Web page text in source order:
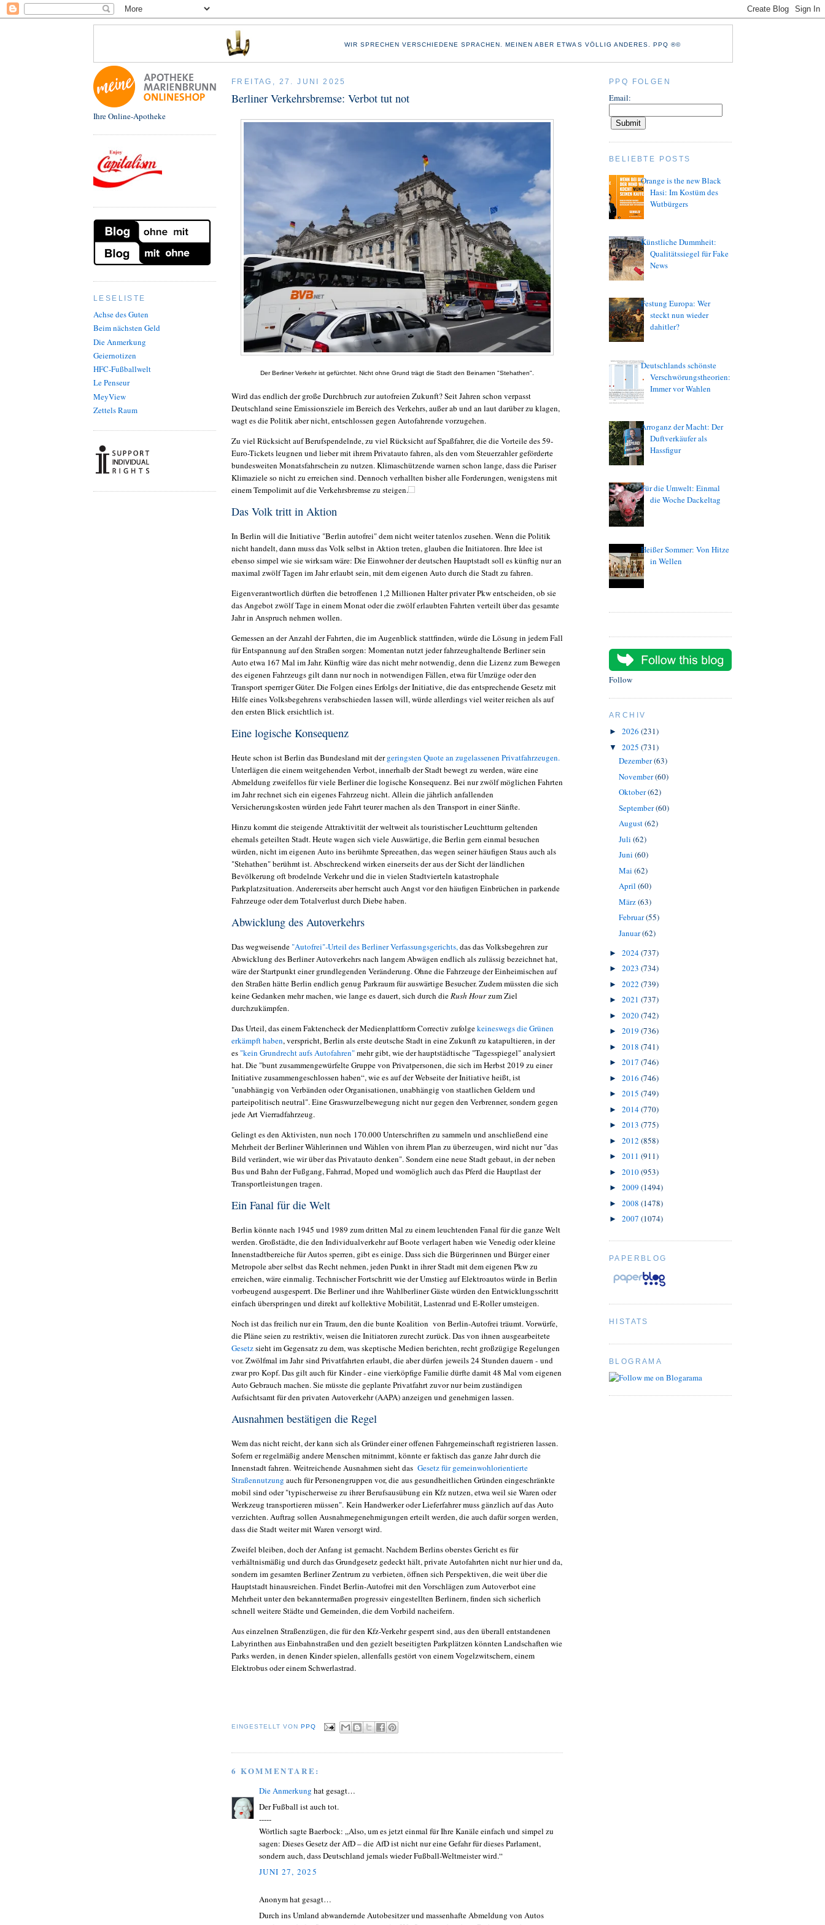
WIR SPRECHEN VERSCHIEDENE SPRACHEN. MEINEN ABER ETWAS VÖLLIG ANDERES. PPQ ®©
Ihre Online-Apotheke
LESELISTE
Achse des Guten
Beim nächsten Geld
Die Anmerkung
Geiernotizen
HFC-Fußballwelt
Le Penseur
MeyView
Zettels Raum
FREITAG, 27. JUNI 2025
Berliner Verkehrsbremse: Verbot tut not
Der Berliner Verkehr ist gefürchtet. Nicht ohne Grund trägt die Stadt den Beinamen "Stehathen".
Wird das endlich der große Durchbruch zur autofreien Zukunft? Seit Jahren schon verpasst
Deutschland seine Emissionsziele im Bereich des Verkehrs, außer ab und an laut darüber zu klagen,
wagt es die Politik aber nicht, entschlossen gegen Autofahrende vorzugehen.
Zu viel Rücksicht auf Berufspendelnde, zu viel Rücksicht auf Spaßfahrer, die die Vorteile des 59-
Euro-Tickets leugnen und lieber mit ihrem Privatauto fahren, als den vom Steuerzahler geförderte
bundesweiten Monatsfahrschein zu nutzen. Klimaschützende warnen schon lange, dass die Pariser
Klimaziele so nicht zu erreichen sind. Dennoch verhallten bisher alle Forderungen, wenigstens mit
einem Tempolimit auf die Verkehrsbremse zu steigen.
Das Volk tritt in Aktion
In Berlin will die Initiative "Berlin autofrei" dem nicht weiter tatenlos zusehen. Wenn die Politik
nicht handelt, dann muss das Volk selbst in Aktion treten, glauben die Initiatoren. Ihre Idee ist
ebenso simpel wie sie wirksam wäre: Die Einwohner der deutschen Hauptstadt soll es künftig nur an
maximal zwölf Tagen im Jahr erlaubt sein, mit dem eigenen Auto durch die Stadt zu fahren.
Eigenverantwortlich dürften die betroffenen 1,2 Millionen Halter privater Pkw entscheiden, ob sie
das Angebot zwölf Tage in einem Monat oder die zwölf erlaubten Fahrten verteilt über das gesamte
Jahr in Anspruch nehmen wollen.
Gemessen an der Anzahl der Fahrten, die im Augenblick stattfinden, würde die Lösung in jedem Fall
für Entspannung auf den Straßen sorgen: Momentan nutzt jeder fahrzeughaltende Berliner sein
Auto etwa 167 Mal im Jahr. Künftig wäre das nicht mehr notwendig, denn die Lizenz zum Bewegen
des eigenen Fahrzeugs gilt dann nur noch in notwendigen Fällen, etwa für Umzüge oder den
Transport sperriger Güter. Die Folgen eines Erfolgs der Initiative, die das entsprechende Gesetz mit
Hilfe eines Volksbegehrens verabschieden lassen will, würde allerdings viel weiter reichen als auf
den ersten Blick ersichtlich ist.
Eine logische Konsequenz
Heute schon ist Berlin das Bundesland mit dergeringsten Quote an zugelassenen Privatfahrzeugen.
Unterlägen die einem weitgehenden Verbot, innerhalb der Stadt bewegt zu werden, wäre eine
Abmeldung zweifellos für viele Berliner die logische Konsequenz. Bei nur zwölf möglichen Fahrten
im Jahr rechnet sich ein eigenes Fahrzeug nicht. Allein die jährlich anfallenden
Versicherungskosten würden jede Fahrt teurer machen als den Transport in einer Sänfte.
Hinzu kommt die steigende Attraktivität der weltweit als touristischer Leuchtturm geltenden
ehemals geteilten Stadt. Heute wagen sich viele Auswärtige, die Berlin gern einmal besuchen
würden, nicht im eigenen Auto ins berühmte Spreeathen, das wegen seiner häufigen Staus auch als
"Stehathen" berühmt ist. Abschreckend wirken einerseits der aus der Sicht der ländlichen
Bevölkerung oft brodelnde Verkehr und die in vielen Stadtvierteln katastrophale
Parkplatzsituation. Andererseits aber herrscht auch Angst vor den häufigen Einbrüchen in parkende
Fahrzeuge oder dem Totalverlust durch Diebe haben.
Abwicklung des Autoverkehrs
Das wegweisende "Autofrei"-Urteil des Berliner Verfassungsgerichts, das das Volksbegehren zur
Abwicklung des Berliner Autoverkehrs nach langem Abwägen endlich als zulässig bezeichnet hat,
wäre der Startpunkt einer grundlegenden Veränderung. Ohne die Fahrzeuge der Einheimischen auf
den Straßen hätte Berlin endlich genug Parkraum für auswärtige Besucher. Zudem müssten die sich
keine Gedanken mehr machen, wie lange es dauert, sich durch die Rush Hourzum Ziel
durchzukämpfen.
Das Urteil, das einem Faktencheck der Medienplattform Correctiv zufolgekeineswegs die Grünen
erkämpft haben, verspricht, Berlin als erste deutsche Stadt in eine Zukunft zu katapultieren, in der
es "kein Grundrecht aufs Autofahren"mehr gibt, wie der hauptstädtische "Tagesspiegel" analysiert
hat. Die "bunt zusammengewürfelte Gruppe von Privatpersonen, die sich im Herbst 2019 zu einer
Initiative zusammengeschlossen haben“, wie es auf der Webseite der Initiative heißt, ist
"unabhängig von Verbänden oder Organisationen, unabhängig von staatlichen Geldern und
parteipolitisch neutral". Eine Graswurzelbewegung nicht nur gegen den Verbrenner, sondern gegen
jede Art Vierradfahrzeug.
Gelingt es den Aktivisten, nun noch 170.000 Unterschriften zu sammeln und anschließend eine
Mehrheit der Berliner Wählerinnen und Wählen von ihrem Plan zu überzeugen, wird nicht nur "das
Bild verändert, wie wir über das Privatauto denken". Sondern eine neue Stadt gebaut, in der neben
Bus und Bahn der Fußgang, Fahrrad, Moped und womöglich auch das Pferd die Hauptlast der
Transportleistungen tragen.
Ein Fanal für die Welt
Berlin könnte nach 1945 und 1989 zum dritten Mal zu einem leuchtenden Fanal für die ganze Welt
werden. Großstädte, die den Individualverkehr auf Boote verlagert haben wie Venedig oder kleine
Innenstadtbereiche für Autos sperren, gibt es einige. Dass sich die Bürgerinnen und Bürger einer
Metropole aber selbst das Recht nehmen, jeden Punkt in ihrer Stadt mit dem eigenen Pkw zu
erreichen, wäre einmalig. Technischer Fortschritt wie der Umstieg auf Elektroautos würde in Berlin
vorbeugend ausgesperrt. Die Berliner und ihre Wahlberliner Gäste würden den Entwicklungsschritt
einfach überspringen und direkt auf kollektive Mobilität, Lastenrad und E-Roller umsteigen.
Noch ist das freilich nur ein Traum, den die bunte Koalition von Berlin-Autofrei träumt. Vorwürfe,
die Pläne seien zu restriktiv, weisen die Initiatoren zurecht zurück. Das von ihnen ausgearbeitete
Gesetzsieht im Gegensatz zu dem, was skeptische Medien berichten, recht großzügige Regelungen
vor. Zwölfmal im Jahr sind Privat­fahrten erlaubt, die aber dürfen jeweils 24 Stunden dauern - und
zwar pro Kopf. Das gilt auch für Kinder - eine vierköpfige Familie dürfte damit 48 Mal vom eigenen
Auto Gebrauch machen. Sie müsste die geplante Privatfahrt zuvor nur beim zuständigen
Aufsichtsamt für den privaten Autoverkehr (AAPA) anzeigen und genehmigen lassen.
Ausnahmen bestätigen die Regel
Wem das nicht reicht, der kann sich als Gründer einer offenen Fahrgemeinschaft registrieren lassen.
Sofern er regelmäßig andere Menschen mitnimmt, könnte er faktisch das ganze Jahr durch die
Innenstadt fahren. Weitreichende Ausnahmen sieht das Gesetz für gemeinwohl­orientierte
Straßennutzung auch für Personengruppen vor, die aus gesundheitlichen Gründen eingeschränkte
mobil sind oder "typischerweise zu ihrer Berufsausübung ein Kfz nutzen, etwa weil sie Waren oder
Werkzeug transportieren müssen". Kein Handwerker oder Lieferfahrer muss gänzlich auf das Auto
verzichten. Auftrag sollen Ausnahmegenehmigungen erteilt werden, die auch dafür sorgen werden,
dass die Stadt weiter mit Waren versorgt wird.
Zweifel bleiben, doch der Anfang ist gemacht. Nachdem Berlins oberstes Gericht es für
verhältnismäßig und durch das Grundgesetz gedeckt hält, private Autofahrten nicht nur hier und da,
sondern im gesamten Berliner Zentrum zu verbieten, öffnen sich Perspektiven, die weit über die
Hauptstadt hinausreichen. Findet Berlin-Autofrei mit den Vorschlägen zum Autoverbot eine
Mehrheit unter den bekanntermaßen progressiv eingestellten Berlinern, finden sich sicherlich
schnell weitere Städte und Gemeinden, die dem Vorbild nacheifern.
Aus einzelnen Straßenzügen, die für den Kfz-Verkehr gesperrt sind, aus den überall entstandenen
Labyrinthen aus Einbahnstraßen und den gezielt beseitigten Parkplätzen könnten Landschaften wie
Parks werden, in denen Kinder spielen, allenfalls gestört von einem Vogelzwitschern, einem
Elektrobus oder einem Schwerlastrad.
EINGESTELLT VON PPQ
6 KOMMENTARE:
Die Anmerkung hat gesagt…
Der Fußball ist auch tot.
-----
Wörtlich sagte Baerbock: „Also, um es jetzt einmal für Ihre Kanäle einfach und simpel zu
sagen: Dieses Gesetz der AfD – die AfD ist nicht nur eine Gefahr für dieses Parlament,
sondern auch, dass Deutschland jemals wieder Fußball-Weltmeister wird.“
JUNI 27, 2025
Anonym hat gesagt…
Durch ins Umland abwandernde Autobesitzer und massenhafte Abmeldung von Autos
PPQ FOLGEN
Email:
BELIEBTE POSTS
Orange is the new Black
Hasi: Im Kostüm des
Wutbürgers
Künstliche Dummheit:
Qualitätssiegel für Fake
News
Festung Europa: Wer
steckt nun wieder
dahitler?
Deutschlands schönste
Verschwörungstheorien:
Immer vor Wahlen
Arroganz der Macht: Der
Duftverkäufer als
Hassfigur
Für die Umwelt: Einmal
die Woche Dackeltag
Heißer Sommer: Von Hitze
in Wellen
Follow
ARCHIV
► 2026 (231)
▼ 2025 (731)
Dezember(63)
November(60)
Oktober(62)
September(60)
August(62)
Juli (62)
Juni (60)
Mai (62)
April (60)
März(63)
Februar(55)
Januar(62)
► 2024(737)
► 2023 (734)
► 2022 (739)
► 2021 (737)
► 2020(742)
► 2019 (736)
► 2018 (741)
► 2017 (746)
► 2016 (746)
► 2015 (749)
► 2014(770)
► 2013 (775)
► 2012 (858)
► 2011 (911)
► 2010(953)
► 2009 (1494)
► 2008 (1478)
► 2007 (1074)
PAPERBLOG
HISTATS
BLOGRAMA